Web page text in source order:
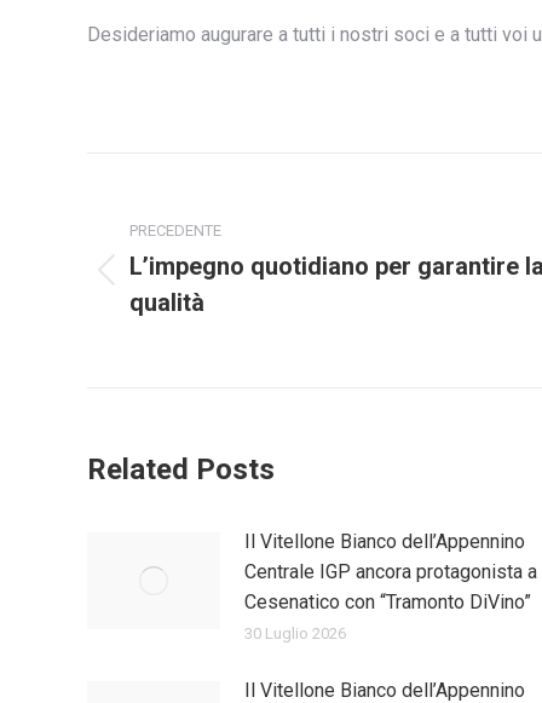
Desideriamo augurare a tutti i nostri soci e a tutti voi
traPRECEDENTE
precedente:
L’impegno quotidiano per garantire
qualità
Related Posts
Il Vitellone Bianco dell’Appennino
Centrale IGP ancora protagonista a
Cesenatico con “Tramonto DiVino”
30 Luglio 2026
Il Vitellone Bianco dell’Appennino